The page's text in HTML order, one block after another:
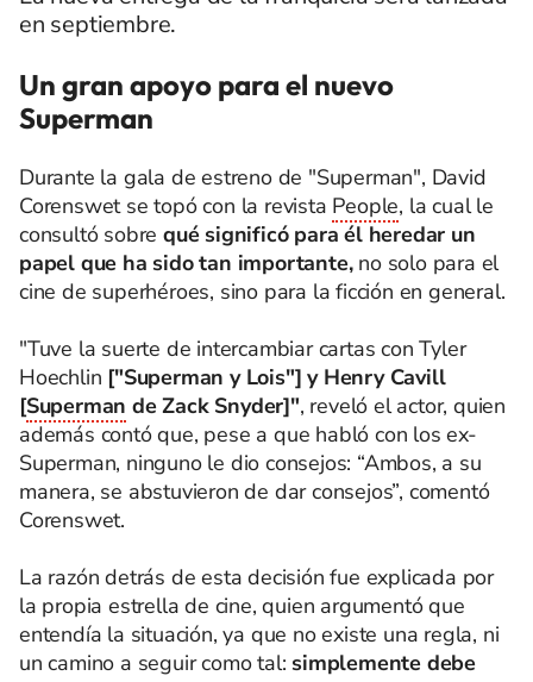
en septiembre.
Un gran apoyo para el nuevo
Superman
Durante la gala de estreno de "Superman", David
Corenswet se topó con la revista People, la cual le
consultó sobre qué significó para él heredar un
papel que ha sido tan importante,no solo para el
cine de superhéroes, sino para la ficción en general.
"Tuve la suerte de intercambiar cartas con Tyler
Hoechlin ["Superman y Lois"] y Henry Cavill
[Superman de Zack Snyder]", reveló el actor, quien
además contó que, pese a que habló con los ex-
Superman, ninguno le dio consejos: “Ambos, a su
manera, se abstuvieron de dar consejos”, comentó
Corenswet.
La razón detrás de esta decisión fue explicada por
la propia estrella de cine, quien argumentó que
entendía la situación, ya que no existe una regla, ni
un camino a seguir como tal: simplemente debe